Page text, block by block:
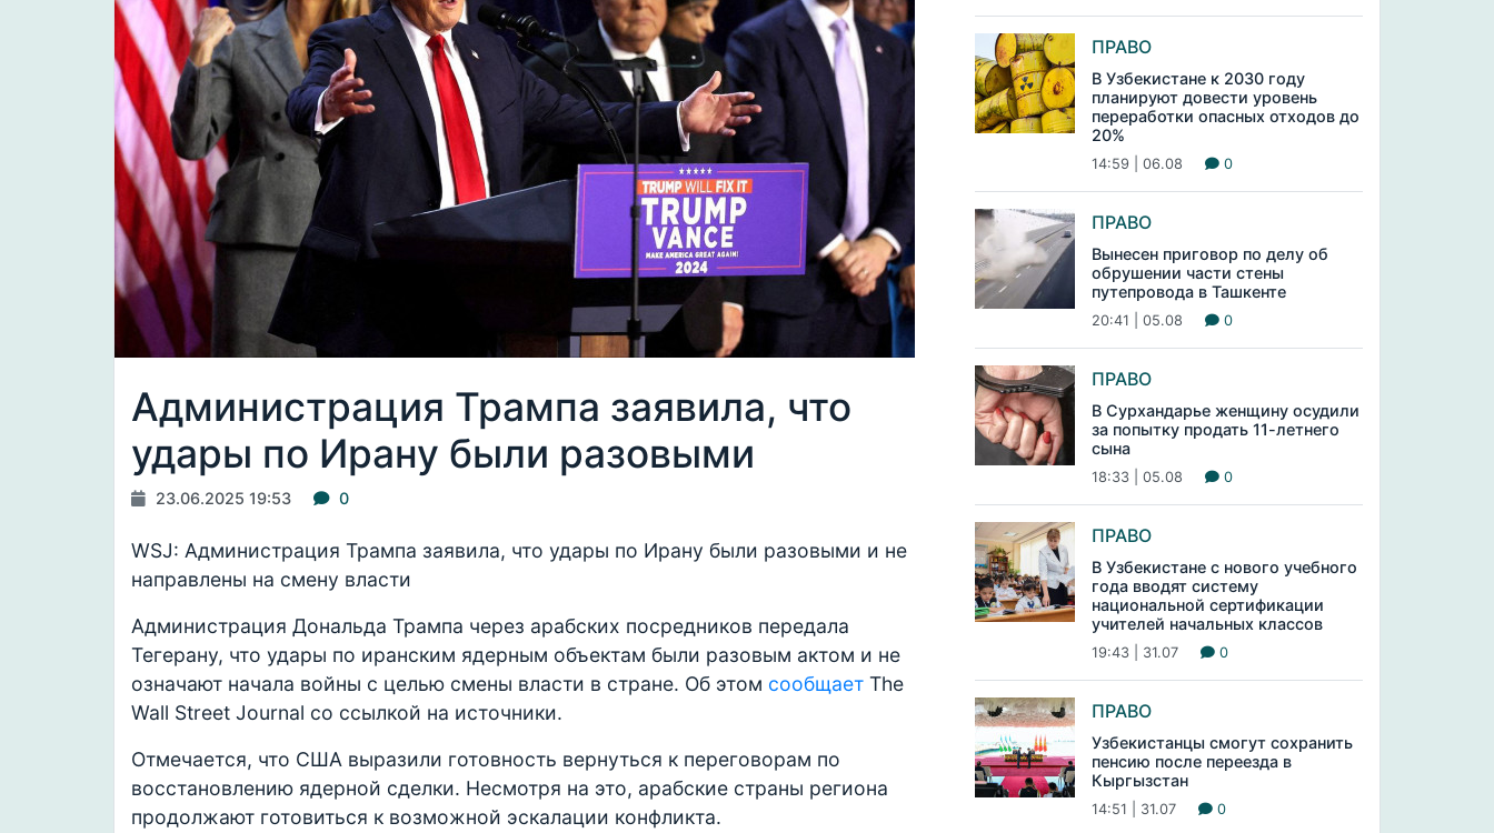
Администрация Трампа заявила, что
удары по Ирану были разовыми
23.06.2025 19:53 0
WSJ: Администрация Трампа заявила, что удары по Ирану были разовыми и не
направлены на смену власти
Администрация Дональда Трампа через арабских посредников передала
Тегерану, что удары по иранским ядерным объектам были разовым актом и не
означают начала войны с целью смены власти в стране. Об этом сообщает The
Wall Street Journal со ссылкой на источники.
Отмечается, что США выразили готовность вернуться к переговорам по
восстановлению ядерной сделки. Несмотря на это, арабские страны региона
продолжают готовиться к возможной эскалации конфликта.
ПРАВО
В Узбекистане к 2030 году
планируют довести уровень
переработки опасных отходов до
20%
14:59 | 06.08 0
ПРАВО
Вынесен приговор по делу об
обрушении части стены
путепровода в Ташкенте
20:41 | 05.08 0
ПРАВО
В Сурхандарье женщину осудили
за попытку продать 11-летнего
сына
18:33 | 05.08 0
ПРАВО
В Узбекистане с нового учебного
года вводят систему
национальной сертификации
учителей начальных классов
19:43 | 31.07 0
ПРАВО
Узбекистанцы смогут сохранить
пенсию после переезда в
Кыргызстан
14:51 | 31.07 0